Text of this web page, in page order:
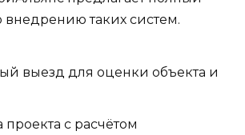
внедрению таких систем.
выезд для оценки объекта и
проекта с расчётом